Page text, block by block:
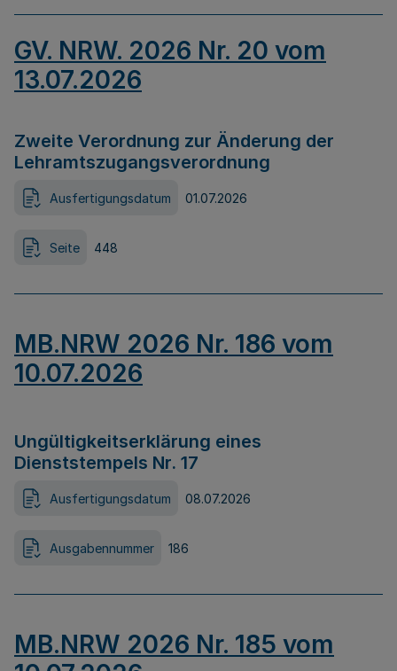
GV. NRW. 2026 Nr. 20 vom
13.07.2026
Zweite Verordnung zur Änderung der
Lehramtszugangsverordnung
Ausfertigungsdatum 01.07.2026
Seite 448
MB.NRW 2026 Nr. 186 vom
10.07.2026
Ungültigkeitserklärung eines
Dienststempels Nr. 17
Ausfertigungsdatum 08.07.2026
Ausgabennummer 186
MB.NRW 2026 Nr. 185 vom